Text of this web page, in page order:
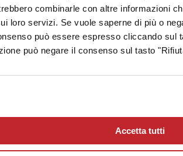
combinarle con altre informazioni
loro servizi. Se vuole saperne di più o
può essere espresso cliccando sul
può negare il consenso sul tasto
Accetta tutti
e affermate applicazioni di facciata con finiture
alle più recenti soluzioni tecnologiche
ha dimostrato di saper rispondere in maniera
proveniente dal mondo della progettazione,
Leggi tutto >